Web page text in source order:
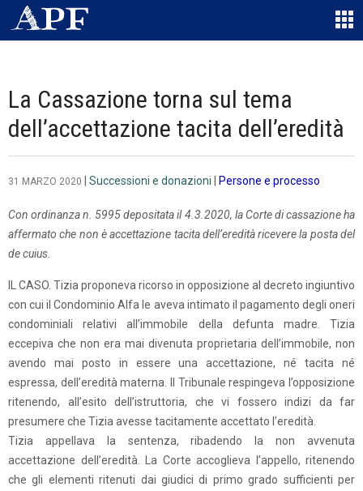
La Cassazione torna sul tema
dell’accettazione tacita dell’eredità
31 MARZO 2020 Successioni e donazioni Persone e processo
Con ordinanza n. 5995 depositata il 4.3.2020, la Corte di cassazione ha
affermato che non è accettazione tacita dell’eredità ricevere la posta del
de cuius.
IL CASO. Tizia proponeva ricorso in opposizione al decreto ingiuntivo
con cui il Condominio Alfa le aveva intimato il pagamento degli oneri
condominiali relativi all’immobile della defunta madre. Tizia
eccepiva che non era mai divenuta proprietaria dell’immobile, non
avendo mai posto in essere una accettazione, né tacita né
espressa, dell’eredità materna. Il Tribunale respingeva l’opposizione
ritenendo, all’esito dell’istruttoria, che vi fossero indizi da far
presumere che Tizia avesse tacitamente accettato l’eredità.
Tizia appellava la sentenza, ribadendo la non avvenuta
accettazione dell’eredità. La Corte accoglieva l’appello, ritenendo
che gli elementi ritenuti dai giudici di primo grado sufficienti per